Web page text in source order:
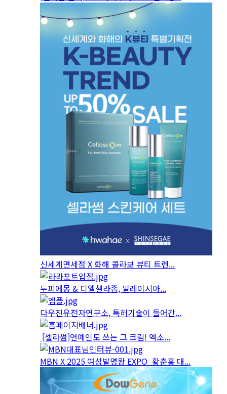
신세계면세점 X 화해 콜라보 뷰티 트렌...
두피에몽 & 디엘셀라좀, 말레이시아...
다우진유전자연구소, 특허기술이 들어간...
[셀라썸]연예인도 쓰는 그 크림! 엑소...
MBN X 2025 여성발명왕 EXPO_황춘홍 대...